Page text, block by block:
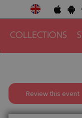
COLLECTIONS
Review this event